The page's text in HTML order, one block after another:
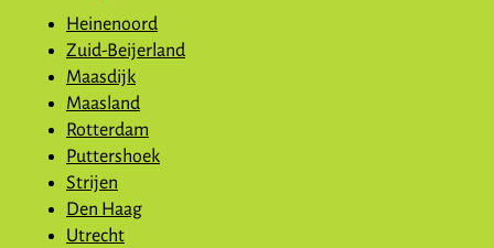
Heinenoord
Zuid-Beijerland
Maasdijk
Maasland
Rotterdam
Puttershoek
Strijen
Den Haag
Utrecht